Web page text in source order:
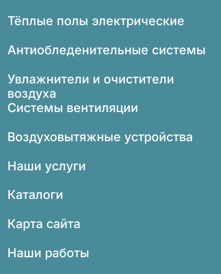
Тёплые полы электрические
Антиобледенительные системы
Увлажнители и очистители
воздуха
Системы вентиляции
Воздуховытяжные устройства
Наши услуги
Каталоги
Карта сайта
Наши работы